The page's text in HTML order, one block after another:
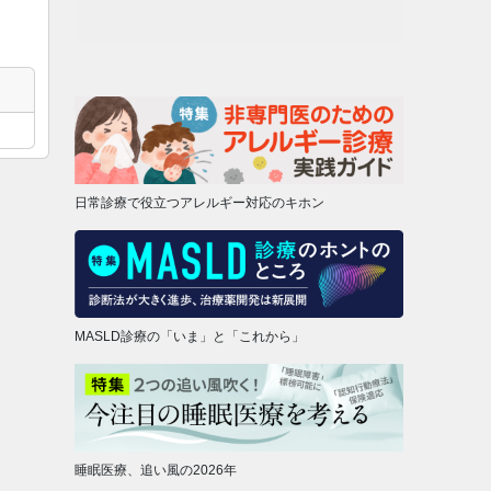
日常診療で役立つアレルギー対応のキホン
MASLD診療の「いま」と「これから」
睡眠医療、追い風の2026年